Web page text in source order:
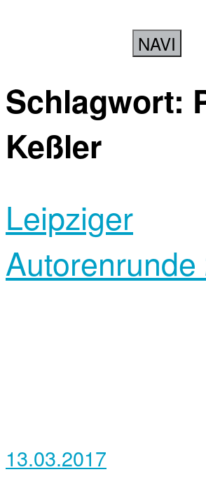
NAVI
Schlagwort:
Keßler
Leipziger
Autorenrunde
13.03.2017